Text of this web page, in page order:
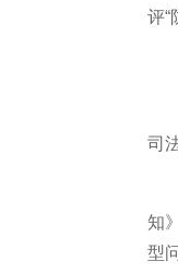
评“
司
知
型